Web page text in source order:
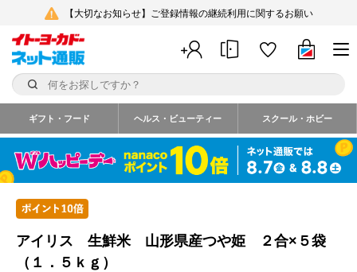
【大切なお知らせ】ご登録情報の継続利用に関するお願い
ギフト・フード ヘルス・ビューティー スクール・ホビー
アイリス 生鮮米 山形県産つや姫 ２合×５袋
（１．５ｋｇ）